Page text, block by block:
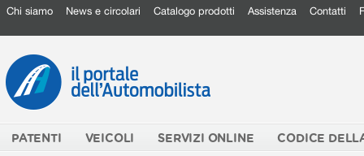
Chi siamo News e circolari Catalogo prodotti Assistenza Contatti
PATENTI VEICOLI SERVIZI ONLINE CODICE